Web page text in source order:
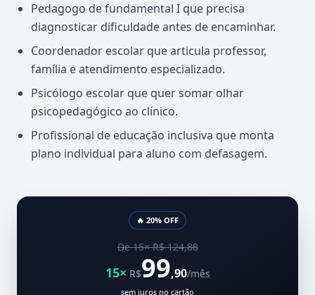
Pedagogo de fundamental I que precisa
diagnosticar dificuldade antes de encaminhar.
Coordenador escolar que articula professor,
família e atendimento especializado.
Psicólogo escolar que quer somar olhar
psicopedagógico ao clínico.
Profissional de educação inclusiva que monta
plano individual para aluno com defasagem.
🔥 20% OFF
De 15× R$ 124,88
15× R$99,90/mês
sem juros no cartão